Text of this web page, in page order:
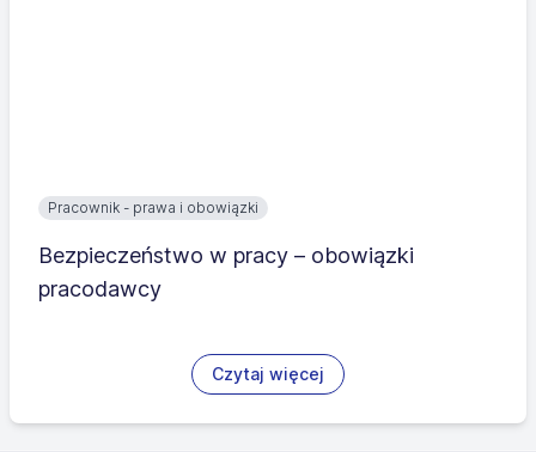
Pracownik - prawa i obowiązki
Bezpieczeństwo w pracy – obowiązki
pracodawcy
Czytaj więcej